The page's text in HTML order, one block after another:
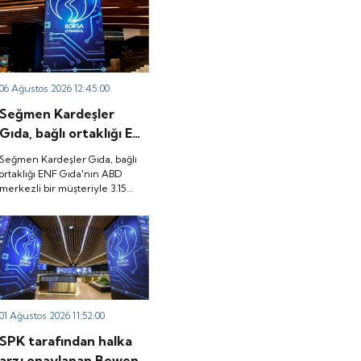
06 Ağustos 2026 12:45:00
Seğmen Kardeşler
Gıda, bağlı ortaklığı ENF
Gıda'nın ABD merkezli
bir müşteriyle 3.15
milyon dolarlık ürün
imzaladığını duyurdu.
Seğmen Kardeşler Gıda, bağlı
ortaklığı ENF Gıda'nın ABD
merkezli bir müşteriyle 3.15
sözleşmesi imzaladığını
duyurdu.
01 Ağustos 2026 11:52:00
SPK tarafından halka